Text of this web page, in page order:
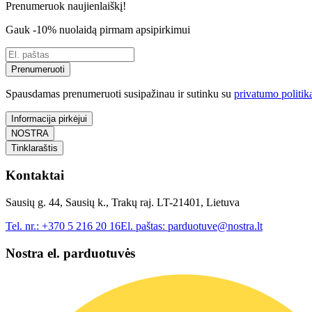
Prenumeruok naujienlaiškį!
Gauk -10% nuolaidą pirmam apsipirkimui
Prenumeruoti
Spausdamas prenumeruoti susipažinau ir sutinku su privatumo
Informacija pirkėjui
NOSTRA
Tinklaraštis
Kontaktai
Sausių g. 44, Sausių k., Trakų raj. LT-21401, Lietuva
Tel. nr.: +370 5 216 20 16El. paštas: parduotuve@nostra.lt
Nostra el. parduotuvės